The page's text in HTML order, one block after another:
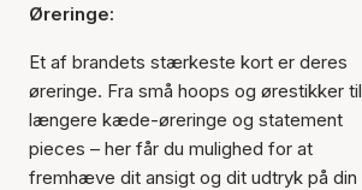
Øreringe:
Et af brandets stærkeste kort er deres
øreringe. Fra små hoops og ørestikker til
længere kæde-øreringe og statement
pieces – her får du mulighed for at
fremhæve dit ansigt og dit udtryk på din